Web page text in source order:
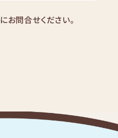
にお問合せください。